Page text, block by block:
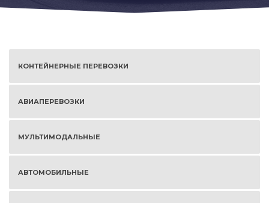
КОНТЕЙНЕРНЫЕ ПЕРЕВОЗКИ
АВИАПЕРЕВОЗКИ
МУЛЬТИМОДАЛЬНЫЕ
АВТОМОБИЛЬНЫЕ